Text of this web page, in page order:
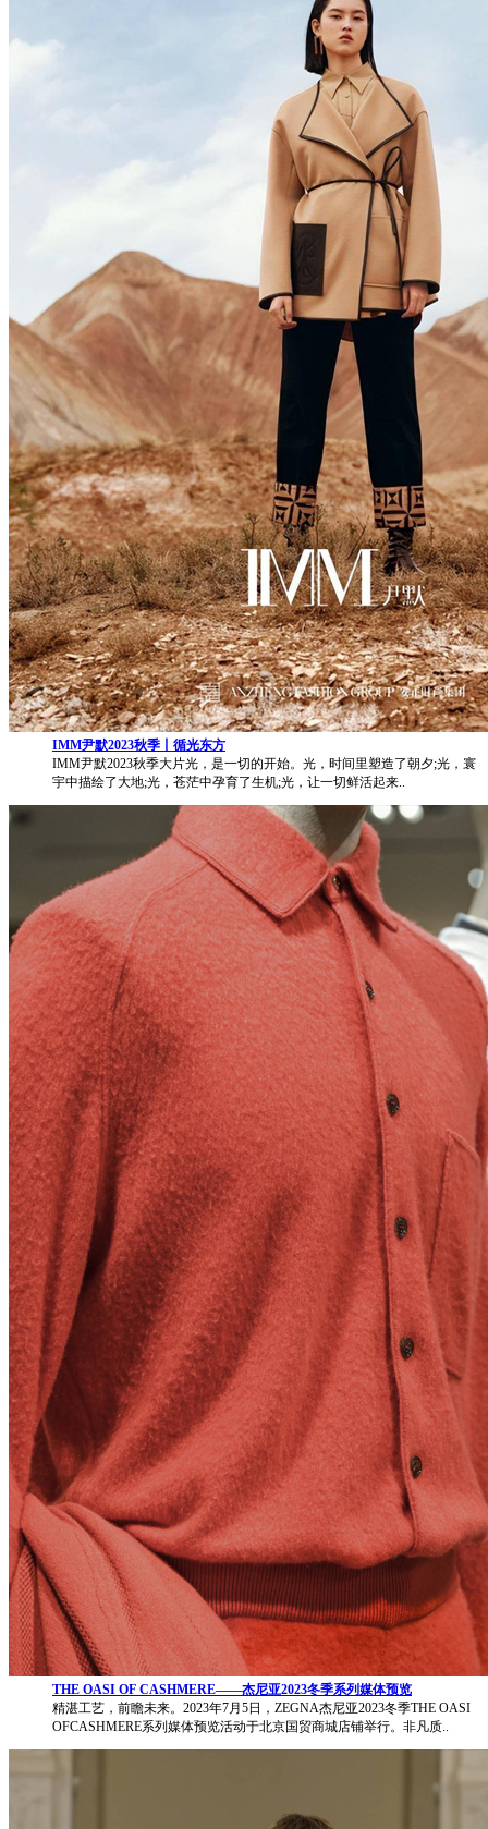
IMM尹默2023秋季丨循光东方
IMM尹默2023秋季大片光，是一切的开始。光，时间里塑造了朝夕;光，寰
宇中描绘了大地;光，苍茫中孕育了生机;光，让一切鲜活起来..
THE OASI OF CASHMERE——杰尼亚2023冬季系列媒体预览
精湛工艺，前瞻未来。2023年7月5日，ZEGNA杰尼亚2023冬季THE OASI
OFCASHMERE系列媒体预览活动于北京国贸商城店铺举行。非凡质..